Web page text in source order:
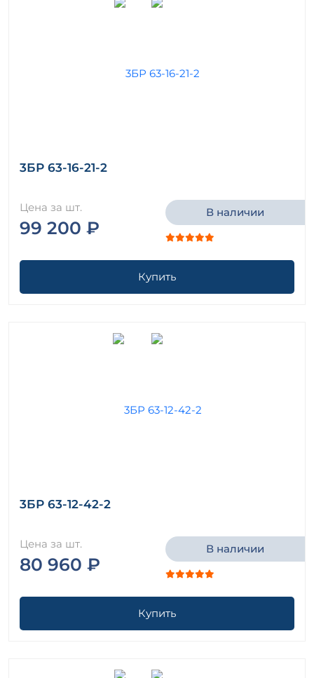
3БР 63-16-21-2
Цена за шт.
99 200 ₽
В наличии
Купить
3БР 63-12-42-2
Цена за шт.
80 960 ₽
В наличии
Купить